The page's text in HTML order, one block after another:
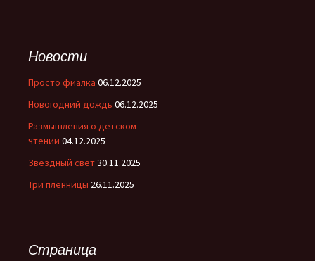
Новости
Просто фиалка 06.12.2025
Новогодний дождь 06.12.2025
Размышления о детском
чтении 04.12.2025
Звездный свет30.11.2025
Три пленницы 26.11.2025
Страница